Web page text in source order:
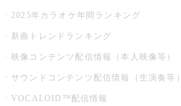
2025年カラオケ年間ランキング
新曲トレンドランキング
映像コンテンツ配信情報（本人映像等）
サウンドコンテンツ配信情報（生演奏等）
VOCALOID™配信情報